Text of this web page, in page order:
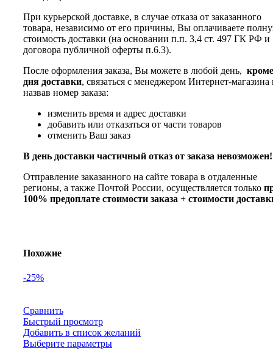
При курьерской доставке, в случае отказа от заказанного
товара, независимо от его причины, Вы оплачиваете
стоимость доставки (на основании п.п. 3,4 ст. 497 ГК РФ и
договора публичной оферты п.6.3).
После оформления заказа, Вы можете в любой день, кроме
дня доставки, связаться с менеджером Интернет-магазина
назвав номер заказа:
изменить время и адрес доставки
добавить или отказаться от части товаров
отменить Ваш заказ
В день доставки частичный отказ от заказа невозможен!
Отправление заказанного на сайте товара в отдаленные
регионы, а также Почтой России, осуществляется только
100% предоплате стоимости заказа + стоимости
Похожие
-25%
Сравнить
Быстрый просмотр
Добавить в список желаний
Выберите параметры